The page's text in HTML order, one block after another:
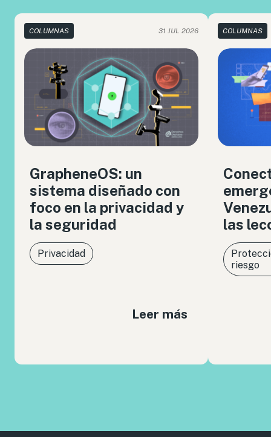
COLUMNAS 31 JUL 2026
GrapheneOS: un
sistema diseñado con
foco en la privacidad y
la seguridad
Privacidad
Leer más
COLUMNAS
las
riesgo